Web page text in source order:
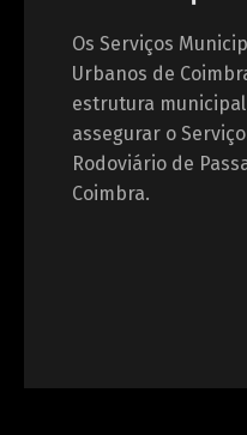
Os Serviços
Urbanos de
estrutura
assegurar o
Rodoviário de
Coimbra.